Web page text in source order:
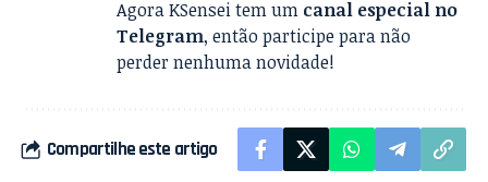
Agora KSensei tem um canal especial no
Telegram, então participe para não
perder nenhuma novidade!
Compartilhe este artigo